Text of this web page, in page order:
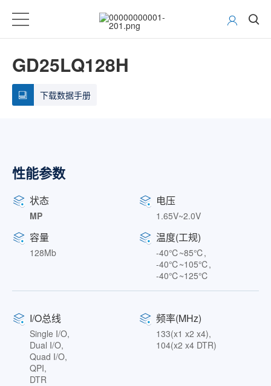
GD25LQ128H
下载数据手册
性能参数
状态
MP
电压
1.65V~2.0V
容量
128Mb
温度(工规)
-40℃~85℃,
-40℃~105℃,
-40℃~125℃
I/O总线
Single I/O,
Dual I/O,
Quad I/O,
QPI,
DTR
频率(MHz)
133(x1 x2 x4),
104(x2 x4 DTR)